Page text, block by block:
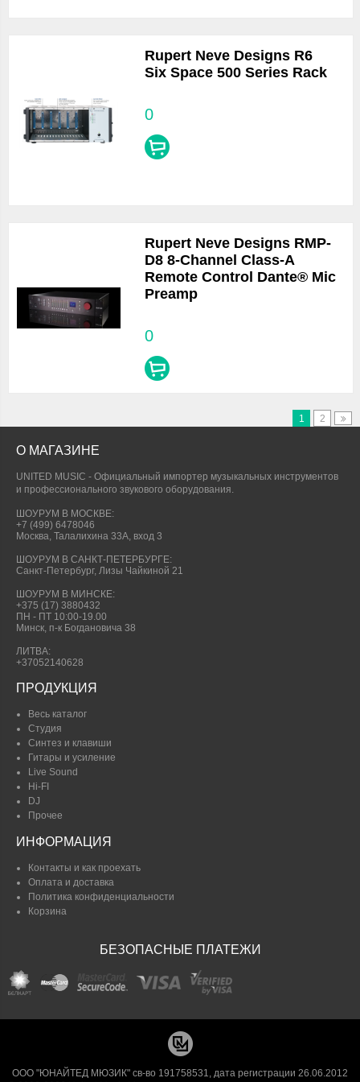
Rupert Neve Designs R6
Six Space 500 Series Rack
0
Rupert Neve Designs RMP-
D8 8-Channel Class-A
Remote Control Dante® Mic
Preamp
0
1 2
О МАГАЗИНЕ
UNITED MUSIC - Официальный импортер музыкальных инструментов
и профессионального звукового оборудования.
ШОУРУМ В МОСКВЕ:
+7 (499) 6478046
Москва, Талалихина 33А, вход 3
ШОУРУМ В САНКТ-ПЕТЕРБУРГЕ:
Санкт-Петербург, Лизы Чайкиной 21
ШОУРУМ В МИНСКЕ:
+375 (17) 3880432
ПН - ПТ 10:00-19.00
Минск, п-к Богдановича 38
ЛИТВА:
+37052140628
ПРОДУКЦИЯ
Весь каталог
Студия
Синтез и клавиши
Гитары и усиление
Live Sound
Hi-FI
DJ
Прочее
ИНФОРМАЦИЯ
Контакты и как проехать
Оплата и доставка
Политика конфиденциальности
Корзина
БЕЗОПАСНЫЕ ПЛАТЕЖИ
ООО "ЮНАЙТЕД МЮЗИК" св-во 191758531, дата регистрации 26.06.2012